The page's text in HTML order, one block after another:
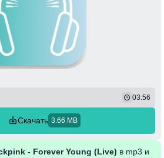
03:56
Скачать 3.66 MB
- Forever Young (Live) в mp3 и